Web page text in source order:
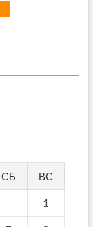
СБ ВС
1